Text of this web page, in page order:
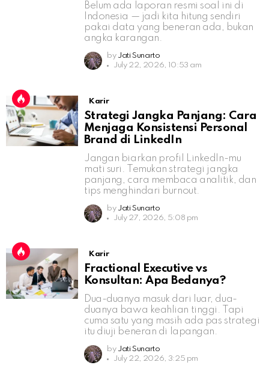
Belum ada laporan resmi soal ini di
Indonesia — jadi kita hitung sendiri
pakai data yang beneran ada, bukan
angka karangan.
by Jati Sunarto
July 22, 2026, 10:53 am
Karir
Strategi Jangka Panjang: Cara
Menjaga Konsistensi Personal
Brand di LinkedIn
Jangan biarkan profil LinkedIn-mu
mati suri. Temukan strategi jangka
panjang, cara membaca analitik, dan
tips menghindari burnout.
by Jati Sunarto
July 27, 2026, 5:08 pm
Karir
Fractional Executive vs
Konsultan: Apa Bedanya?
Dua-duanya masuk dari luar, dua-
duanya bawa keahlian tinggi. Tapi
cuma satu yang masih ada pas strategi
itu diuji beneran di lapangan.
by Jati Sunarto
July 22, 2026, 3:25 pm